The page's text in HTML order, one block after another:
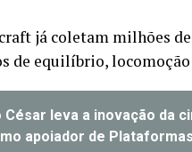
já coletam milhões
de equilíbrio, locomoção
César leva a inovação da
apoiador de